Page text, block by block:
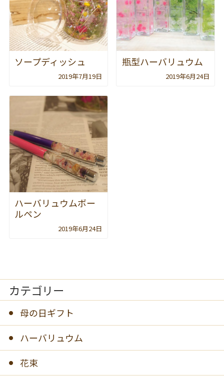
ソープディッシュ
2019年7月19日
瓶型ハーバリュウム
2019年6月24日
ハーバリュウムボー
ルペン
2019年6月24日
カテゴリー
母の日ギフト
ハーバリュウム
花束